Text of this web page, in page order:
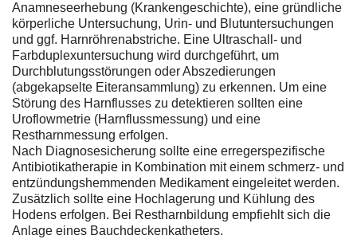
Anamneseerhebung (Krankengeschichte), eine gründliche
körperliche Untersuchung, Urin- und Blutuntersuchungen
und ggf. Harnröhrenabstriche. Eine Ultraschall- und
Farbduplexuntersuchung wird durchgeführt, um
Durchblutungsstörungen oder Abszedierungen
(abgekapselte Eiteransammlung) zu erkennen. Um eine
Störung des Harnflusses zu detektieren sollten eine
Uroflowmetrie (Harnflussmessung) und eine
Restharnmessung erfolgen.
Nach Diagnosesicherung sollte eine erregerspezifische
Antibiotikatherapie in Kombination mit einem schmerz- und
entzündungshemmenden Medikament eingeleitet werden.
Zusätzlich sollte eine Hochlagerung und Kühlung des
Hodens erfolgen. Bei Restharnbildung empfiehlt sich die
Anlage eines Bauchdeckenkatheters.